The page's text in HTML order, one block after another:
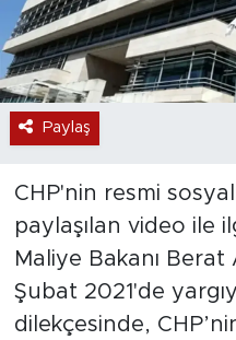
Paylaş
CHP'nin resmi
paylaşılan video ile
Maliye Bakanı Berat
Şubat 2021'de
dilekçesinde,